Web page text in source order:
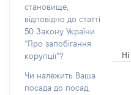
становище,
відповідно до статті
50 Закону України
“Про запобігання
корупції”?
Ні
Чи належить Ваша
посада до посад,